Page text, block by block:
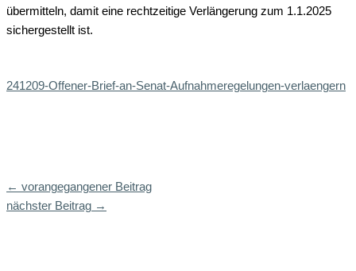
übermitteln, damit eine rechtzeitige Verlängerung zum 1.1.2025
sichergestellt ist.
241209-Offener-Brief-an-Senat-Aufnahmeregelungen-verlaengern
← vorangegangener Beitrag
nächster Beitrag →